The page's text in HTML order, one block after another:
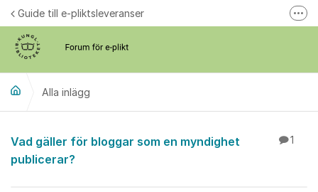
Hoppa till innehåll
Guide till e-pliktsleveranser
Alla inlägg
Alla inlägg
Vad gäller för bloggar som en myndighet
publicerar?
1